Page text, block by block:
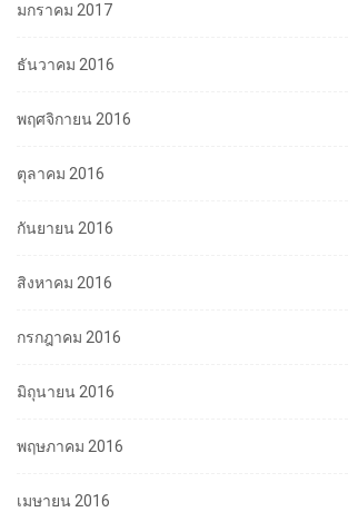
มกราคม 2017
ธันวาคม 2016
พฤศจิกายน 2016
ตุลาคม 2016
กันยายน 2016
สิงหาคม 2016
กรกฎาคม 2016
มิถุนายน 2016
พฤษภาคม 2016
เมษายน 2016